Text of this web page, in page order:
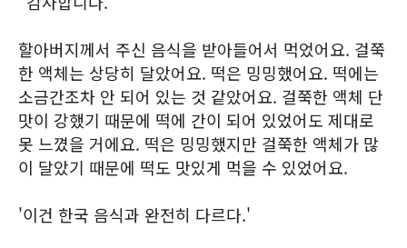
할아버지께서 주신 음식을 받아들어서 먹었어요. 걸쭉
한 액체는 상당히 달았어요. 떡은 밍밍했어요. 떡에는
소금간조차 안 되어 있는 것 같았어요. 걸쭉한 액체 단
맛이 강했기 때문에 떡에 간이 되어 있었어도 제대로
못 느꼈을 거에요. 떡은 밍밍했지만 걸쭉한 액체가 많
이 달았기 때문에 떡도 맛있게 먹을 수 있었어요.
'이건 한국 음식과 완전히 다르다.'